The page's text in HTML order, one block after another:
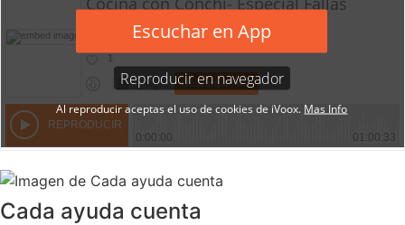
Cada ayuda cuenta